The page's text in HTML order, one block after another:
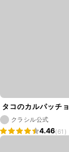
タコのカルパッチョ
クラシル公式
4.46(61)